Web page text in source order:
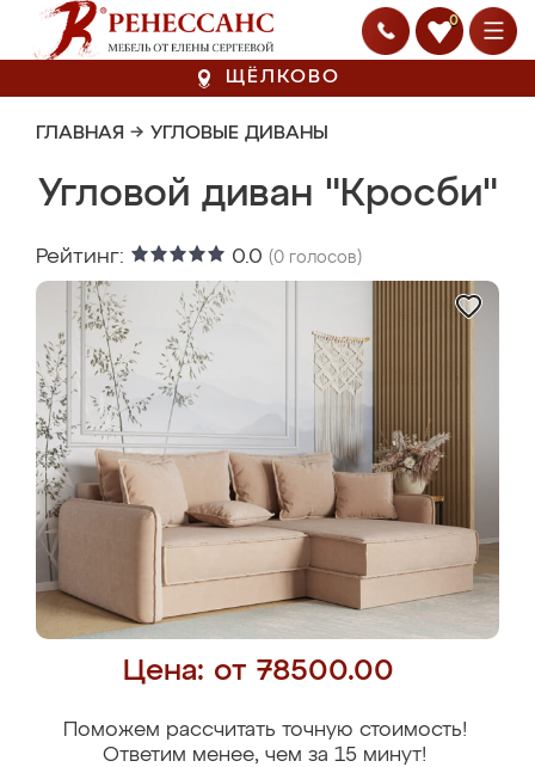
0
ЩЁЛКОВО
ГЛАВНАЯ → УГЛОВЫЕ ДИВАНЫ
Угловой диван "Кросби"
Рейтинг: 0.0 (0 голосов)
Цена: от 78500.00
Поможем рассчитать точную стоимость!
Ответим менее, чем за 15 минут!